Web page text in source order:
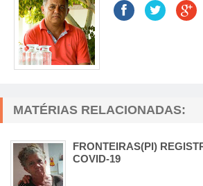
MATÉRIAS RELACIONADAS:
FRONTEIRAS(PI)
COVID-19